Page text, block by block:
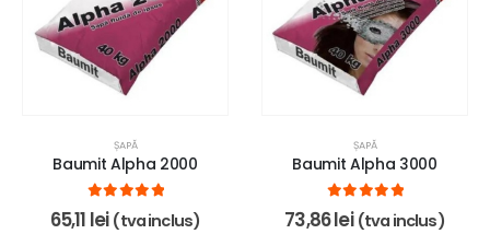
ȘAPĂ
Baumit Alpha 2000
0 out of 5
65,11 lei (tva inclus)
ȘAPĂ
Baumit Alpha 3000
0out of 5
73,86lei (tva inclus)